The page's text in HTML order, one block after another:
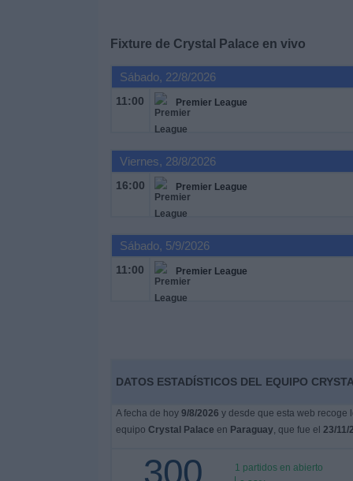
Fixture de Crystal Palace en vivo
Sábado, 22/8/2026
11:00 Premier League
Viernes, 28/8/2026
16:00 Premier League
Sábado, 5/9/2026
11:00 Premier League
DATOS ESTADÍSTICOS DEL EQUIPO
A fecha de hoy 9/8/2026 y desde que esta web recoge
equipo Crystal Palace en Paraguay, que fue el 23/11/
300
1 partidos en abierto